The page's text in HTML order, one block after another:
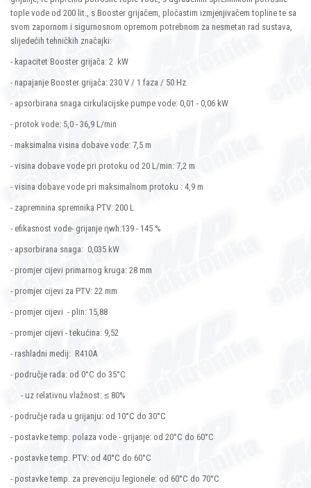
tople vode od 200 lit., s Booster grijačem, pločastim izmjenjivačem topline te sa
svom zapornom i sigurnosnom opremom potrebnom za nesmetan rad sustava,
slijedećih tehničkih značajki:
- kapacitet Booster grijača: 2 kW
- napajanje Booster grijača: 230 V / 1 faza / 50 Hz
- apsorbirana snaga cirkulacijske pumpe vode: 0,01 - 0,06 kW
- protok vode: 5,0 - 36,9 L/min
- maksimalna visina dobave vode: 7,5 m
- visina dobave vode pri protoku od 20 L/min: 7,2 m
- visina dobave vode pri maksimalnom protoku : 4,9 m
- zapremnina spremnika PTV: 200 L
- efikasnost vode- grijanje ηwh:139 - 145 %
- apsorbirana snaga: 0,035 kW
- promjer cijevi primarnog kruga: 28 mm
- promjer cijevi za PTV: 22 mm
- promjer cijevi - plin: 15,88
- promjer cijevi - tekućina: 9,52
- rashladni medij: R410A
- područje rada: od 0°C do 35°C
- uz relativnu vlažnost: ≤ 80%
- područje rada u grijanju: od 10°C do 30°C
- postavke temp. polaza vode - grijanje: od 20°C do 60°C
- postavke temp. PTV: od 40°C do 60°C
- postavke temp. za prevenciju legionele: od 60°C do 70°C